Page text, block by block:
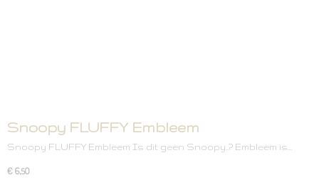
Snoopy FLUFFY Embleem
Snoopy FLUFFY Embleem Is dit geen Snoopy..? Embleem is…
€ 6,50